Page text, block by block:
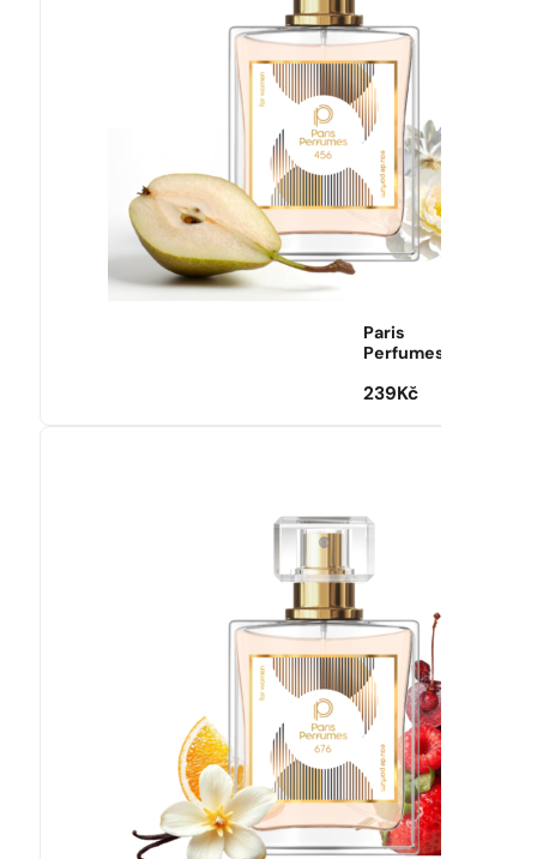
Paris
Perfumes
239 Kč